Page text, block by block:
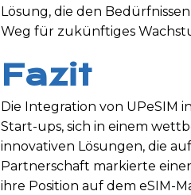
Lösung, die den
Weg für zukünftiges
Fazit
Die Integration von UPeSIM
Start-ups, sich in einem
innovativen Lösungen, die
Partnerschaft markierte
ihre Position auf dem eSIM-